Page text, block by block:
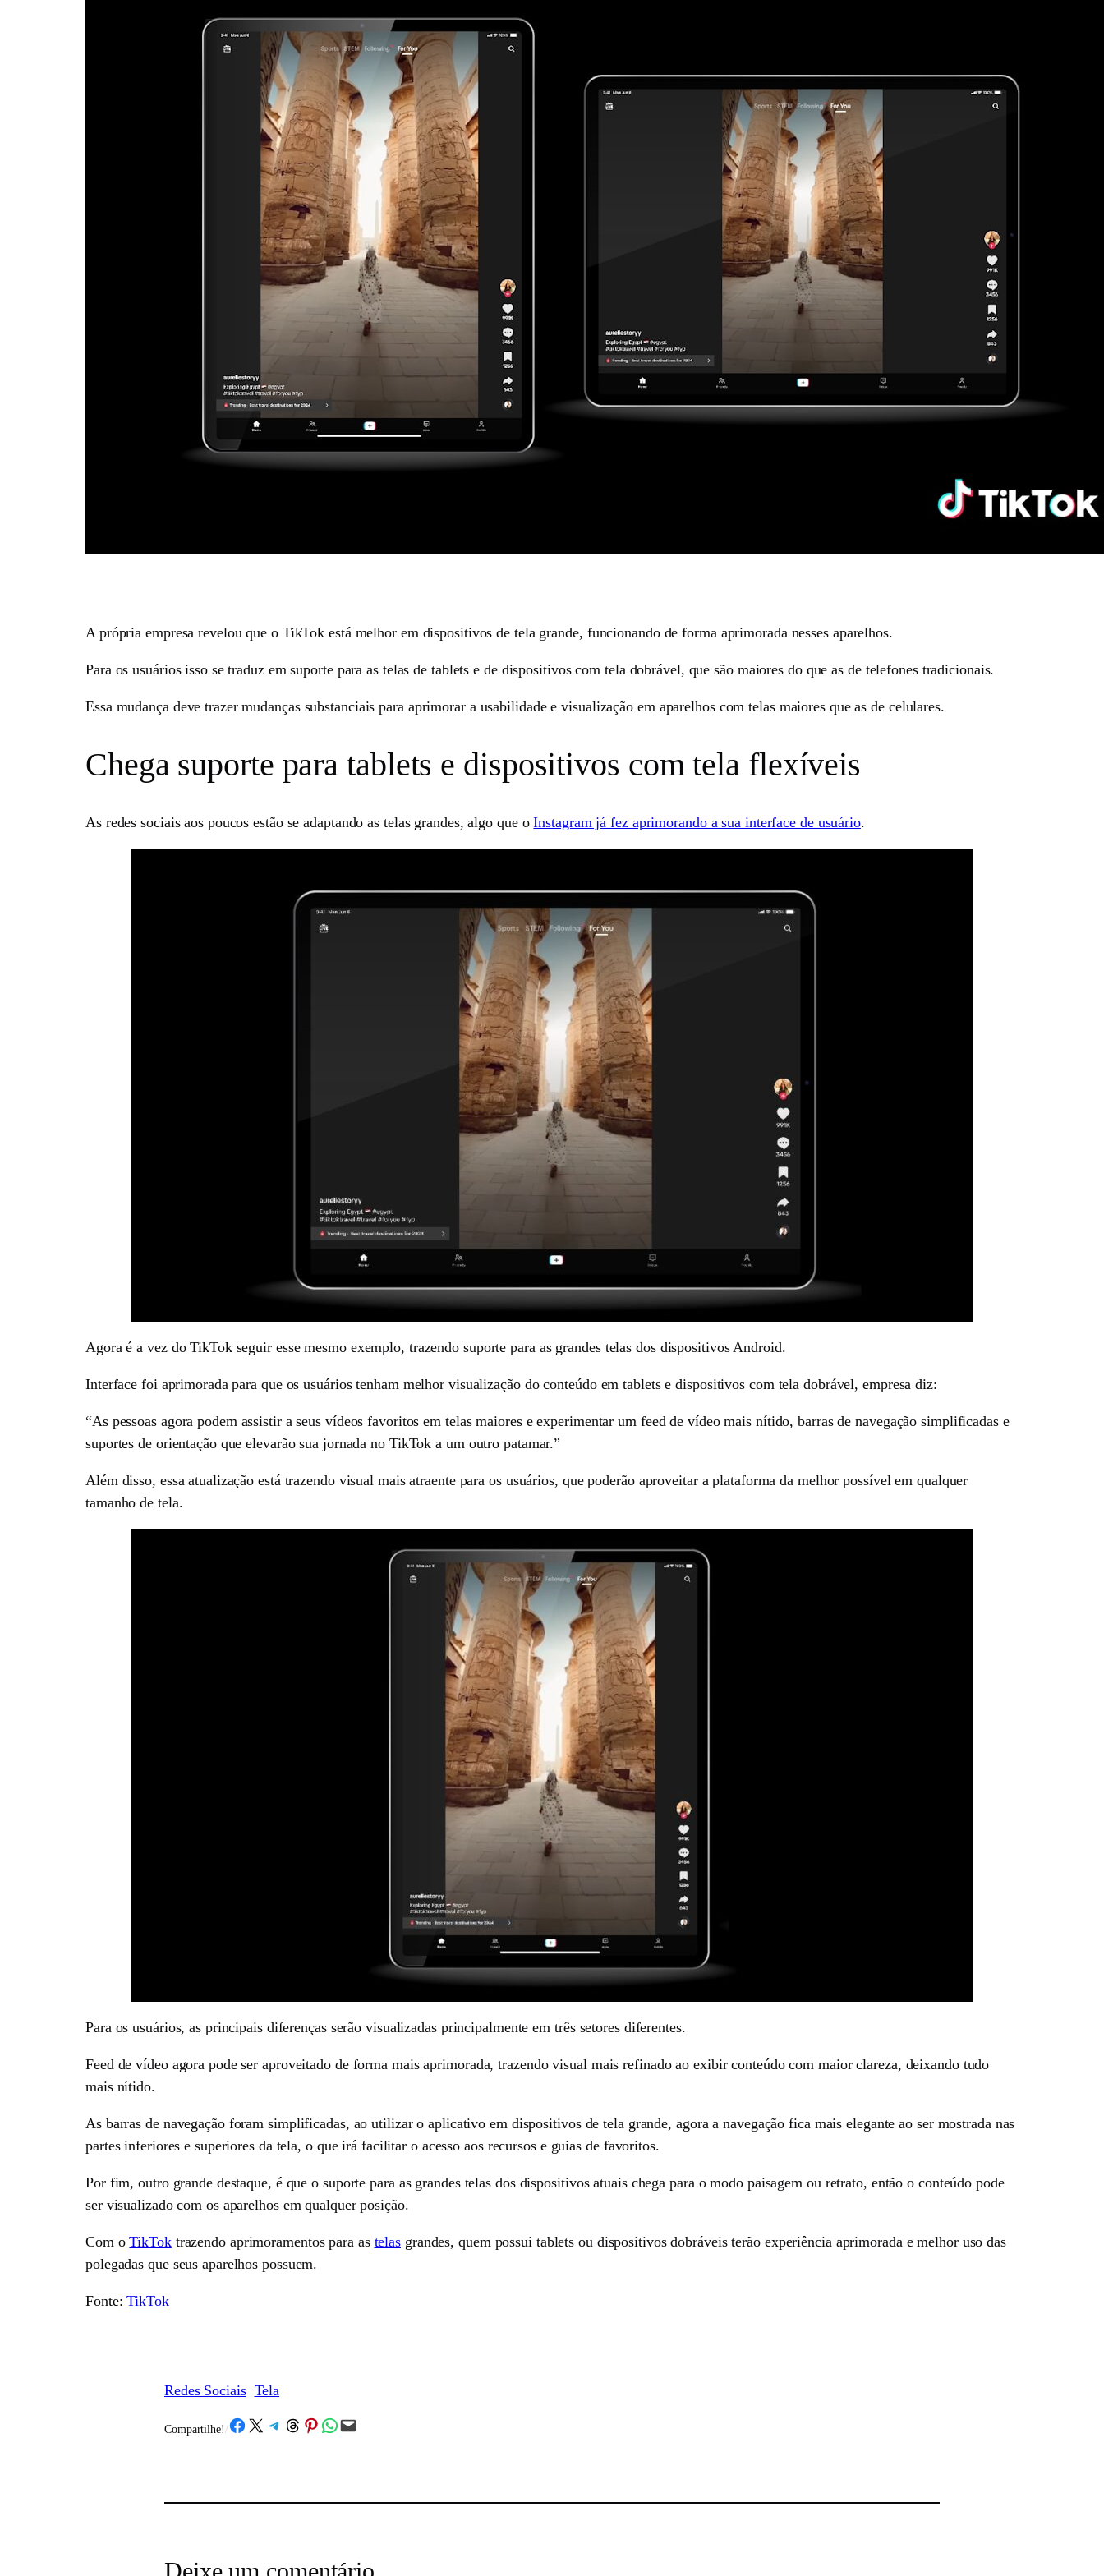
A própria empresa revelou que o TikTok está melhor em dispositivos de tela grande, funcionando de forma aprimorada nesses aparelhos.
Para os usuários isso se traduz em suporte para as telas de tablets e de dispositivos com tela dobrável, que são maiores do que as de telefones tradicionais.
Essa mudança deve trazer mudanças substanciais para aprimorar a usabilidade e visualização em aparelhos com telas maiores que as de celulares.
Chega suporte para tablets e dispositivos com tela flexíveis
As redes sociais aos poucos estão se adaptando as telas grandes, algo que oInstagram já fez aprimorando a sua interface de usuário.
Agora é a vez do TikTok seguir esse mesmo exemplo, trazendo suporte para as grandes telas dos dispositivos Android.
Interface foi aprimorada para que os usuários tenham melhor visualização do conteúdo em tablets e dispositivos com tela dobrável, empresa diz:
“As pessoas agora podem assistir a seus vídeos favoritos em telas maiores e experimentar um feed de vídeo mais nítido, barras de navegação simplificadas e
suportes de orientação que elevarão sua jornada no TikTok a um outro patamar.”
Além disso, essa atualização está trazendo visual mais atraente para os usuários, que poderão aproveitar a plataforma da melhor possível em qualquer
tamanho de tela.
Para os usuários, as principais diferenças serão visualizadas principalmente em três setores diferentes.
Feed de vídeo agora pode ser aproveitado de forma mais aprimorada, trazendo visual mais refinado ao exibir conteúdo com maior clareza, deixando tudo
mais nítido.
As barras de navegação foram simplificadas, ao utilizar o aplicativo em dispositivos de tela grande, agora a navegação fica mais elegante ao ser mostrada nas
partes inferiores e superiores da tela, o que irá facilitar o acesso aos recursos e guias de favoritos.
Por fim, outro grande destaque, é que o suporte para as grandes telas dos dispositivos atuais chega para o modo paisagem ou retrato, então o conteúdo pode
ser visualizado com os aparelhos em qualquer posição.
Com oTikToktrazendo aprimoramentos para as telas grandes, quem possui tablets ou dispositivos dobráveis terão experiência aprimorada e melhor uso das
polegadas que seus aparelhos possuem.
Fonte:TikTok
Redes Sociais Tela
Compartilhe!/Share on Facebook
Share on X Share on Telegram
Share on Threads
Share on Pinterest
Share on WhatsApp
Email this Page